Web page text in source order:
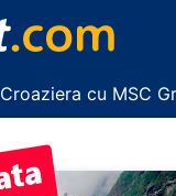
Croaziera cu MSC